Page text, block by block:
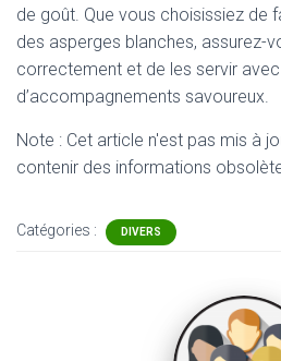
de goût. Que vous choisissiez de
des asperges blanches, assurez-
correctement et de les servir
d’accompagnements savoureux.
Note : Cet article n'est pas mis à
contenir des informations
Catégories : DIVERS